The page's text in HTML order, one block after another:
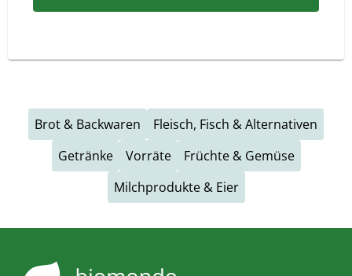
Brot & Backwaren
Fleisch, Fisch & Alternativen
Getränke
Vorräte
Früchte & Gemüse
Milchprodukte & Eier